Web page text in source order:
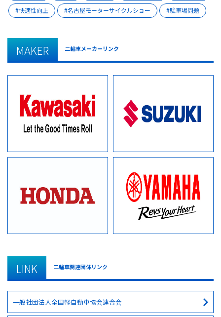
快適性向上
名古屋モーターサイクルショー 駐車場問題
MAKER 二輪車メーカーリンク
LINK 二輪車関連団体リンク
一般社団法人全国軽自動車協会連合会